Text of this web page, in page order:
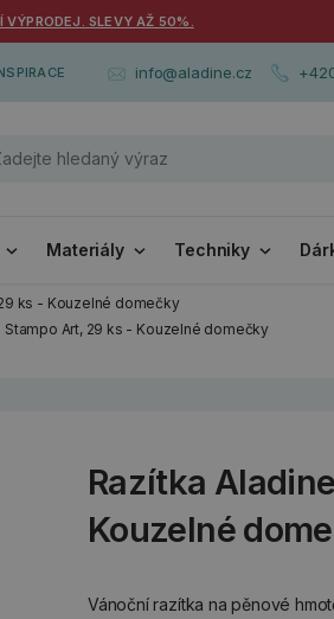
VÝPRODEJ. SLEVY AŽ 50%.
info@aladine.cz
Materiály Techniky
ks - Kouzelné domečky
Stampo Art, 29 ks - Kouzelné domečky
Razítka
Kouzelné
Vánoční razítka na pěnové